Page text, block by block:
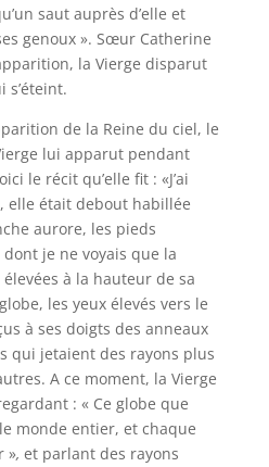
saut auprès d’elle et
genoux ». Sœur Catherine
la Vierge disparut
s’éteint.
de la Reine du ciel, le
lui apparut pendant
le récit qu’elle fit : «J’ai
elle était debout habillée
aurore, les pieds
je ne voyais que la
à la hauteur de sa
les yeux élevés vers le
à ses doigts des anneaux
qui jetaient des rayons plus
A ce moment, la Vierge
: « Ce globe que
monde entier, et chaque
», et parlant des rayons